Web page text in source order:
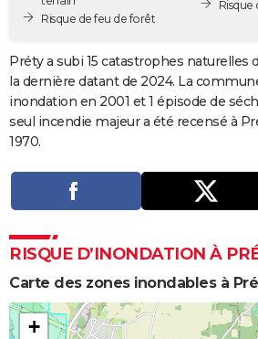
Carte de Noël
Carte Bonne année
Carte Saint-Valentin
Carte Pâques
Carte d'anniversaire
DICTIONNAIRE
COPAINS D'AVANT
S'inscrire
Se connecter
Lycées
Collèges
Primaires
Universités
Entreprises
Service militaire
Avis de recherche
AVIS DE DÉCÈS
Risque de feu de forêt
Préty a subi 15 catastrophes naturelles
la dernière datant de 2024. La
inondation en 2001 et 1 épisode de
seul incendie majeur a été recensé à
1970.
RISQUE D’INONDATION À
Carte des zones inondables à
+